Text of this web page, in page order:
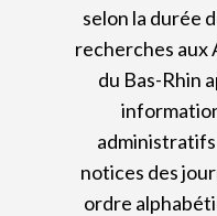
selon la durée
recherches aux
du Bas-Rhin
administratifs
notices des
ordre